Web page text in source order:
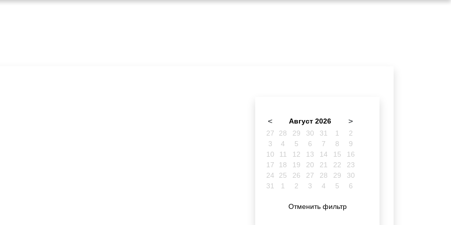
< Август 2026 >
27 28 29 30 31 1
2
3
4 5 6 7 8
9
10
11 12 13 14 15
16
17
18 19 20 21 22
23
24
25 26 27 28 29
30
31
1 2 3 4 5 6
Отменить фильтр